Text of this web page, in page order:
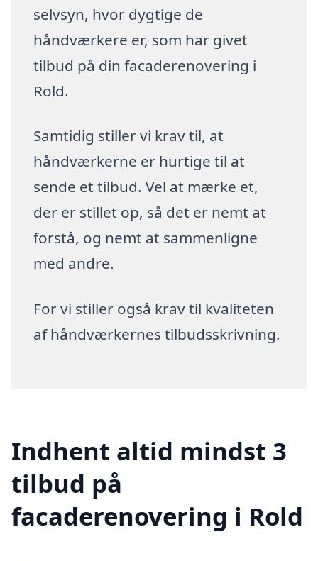
selvsyn, hvor dygtige de
håndværkere er, som har givet
tilbud på din facaderenovering i
Rold.
Samtidig stiller vi krav til, at
håndværkerne er hurtige til at
sende et tilbud. Vel at mærke et,
der er stillet op, så det er nemt at
forstå, og nemt at sammenligne
med andre.
For vi stiller også krav til kvaliteten
af håndværkernes tilbudsskrivning.
Indhent altid mindst 3
tilbud på
facaderenovering i Rold